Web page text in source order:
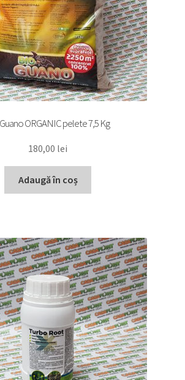
ORGANIC pelete 7,5 Kg
180,00 lei
Adaugă în coș